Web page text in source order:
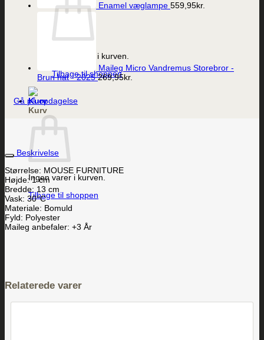
Ingen varer i kurven.
Tilbage til shoppen
Kurv
Ingen varer i kurven.
Tilbage til shoppen
Enamel væglampe 559,95kr.
Maileg Micro Vandremus Storebror -
Brun hat - 2025 269,95kr.
Gå på opdagelse
Beskrivelse
Størrelse: MOUSE FURNITURE
Højde: 1 cm
Bredde: 13 cm
Vask: 30°C
Materiale: Bomuld
Fyld: Polyester
Maileg anbefaler: +3 År
Relaterede varer